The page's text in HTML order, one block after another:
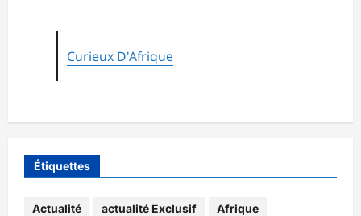
Curieux D'Afrique
Étiquettes
Actualité actualité Exclusif Afrique